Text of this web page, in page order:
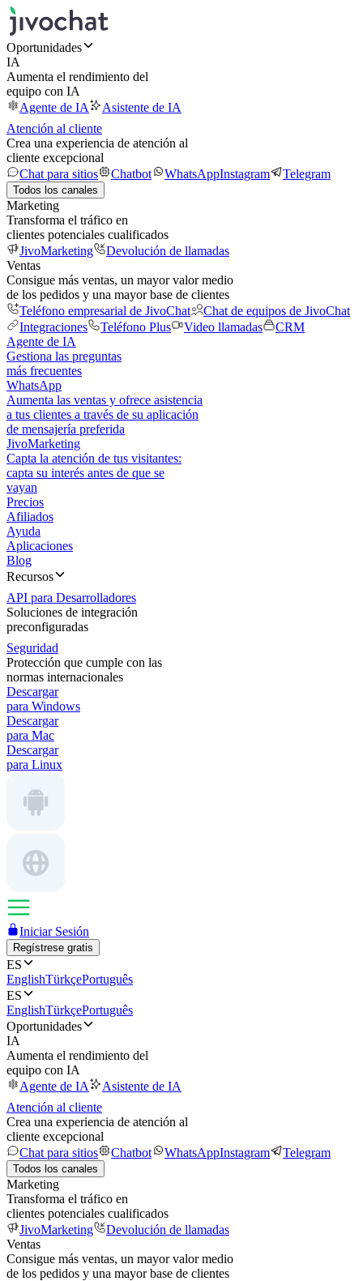
Oportunidades
IA
Aumenta el rendimiento del
equipo con IA
Agente de IA
Asistente de IA
Atención al cliente
Crea una experiencia de atención al
cliente excepcional
Chat para sitios
Chatbot WhatsAppInstagram Telegram
Todos los canales
Marketing
Transforma el tráfico en
clientes potenciales cualificados
JivoMarketing
Devolución de llamadas
Ventas
Consigue más ventas, un mayor valor medio
de los pedidos y una mayor base de clientes
Teléfono empresarial de JivoChat
Chat de equipos de JivoChat
Integraciones
Teléfono Plus Video llamadas
CRM
Agente de IA
Gestiona las preguntas
más frecuentes
WhatsApp
Aumenta las ventas y ofrece asistencia
a tus clientes a través de su aplicación
de mensajería preferida
JivoMarketing
Capta la atención de tus visitantes:
capta su interés antes de que se
vayan
Precios
Afiliados
Ayuda
Aplicaciones
Blog
Recursos
API para Desarrolladores
Soluciones de integración
preconfiguradas
Seguridad
Protección que cumple con las
normas internacionales
Descargar
para Windows
Descargar
para Mac
Descargar
para Linux
Iniciar Sesión
Regístrese gratis
ES
EnglishTürkçePortuguês
ES
EnglishTürkçePortuguês
Oportunidades
IA
Aumenta el rendimiento del
equipo con IA
Agente de IA
Asistente de IA
Atención al cliente
Crea una experiencia de atención al
cliente excepcional
Chat para sitios
Chatbot WhatsAppInstagram Telegram
Todos los canales
Marketing
Transforma el tráfico en
clientes potenciales cualificados
JivoMarketing
Devolución de llamadas
Ventas
Consigue más ventas, un mayor valor medio
de los pedidos y una mayor base de clientes